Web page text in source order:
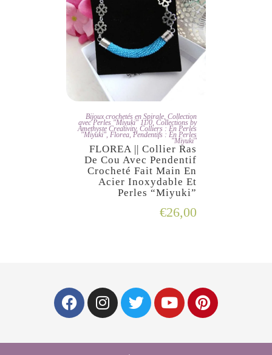
JE L'ADOPTE
Bijoux crochetés en Spirale Collection
avec Perles "Miyuki" 11/0 Collections by
Amethyste Creativity, Colliers : En Perles
"Miyuki" Florea Pendentifs : En Perles
"Miyuki"
FLOREA || Collier Ras
De Cou Avec Pendentif
Crocheté Fait Main En
Acier Inoxydable Et
Perles “Miyuki”
€26,00